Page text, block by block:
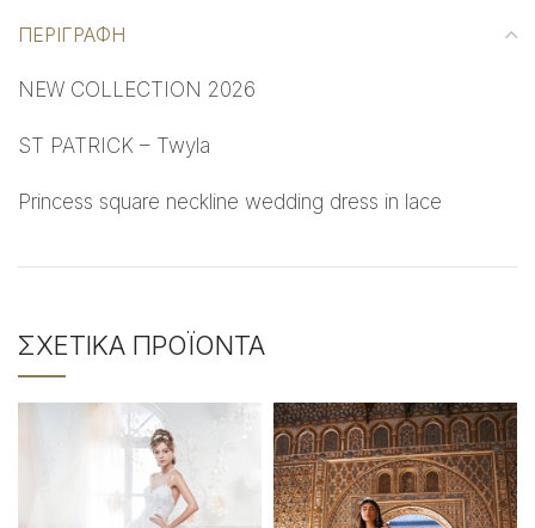
ΠΕΡΙΓΡΑΦΉ
NEW COLLECTION 2026
ST PATRICK – Twyla
Princess square neckline wedding dress in lace
ΣΧΕΤΙΚΆ ΠΡΟΪΌΝΤΑ